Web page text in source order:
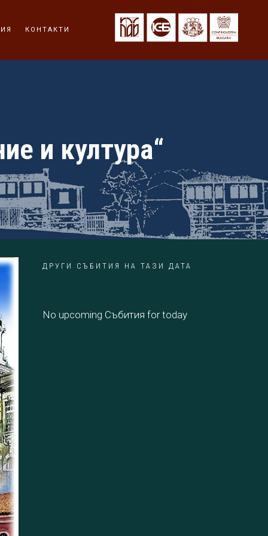
КОНТАКТИ
и култура“
ДРУГИ СЪБИТИЯ НА ТАЗИ ДАТА
No upcoming Събития for today